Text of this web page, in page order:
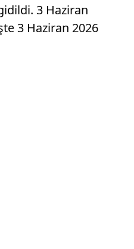
3 Haziran
3 Haziran 2026